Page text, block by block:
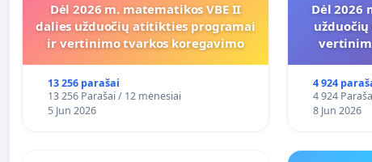
Dėl 2026 m. matematikos VBE II
dalies užduočių atitikties programai
ir vertinimo tvarkos koregavimo
13 256 parašai
13 256 Parašai / 12 mėnesiai
5 Jun 2026
Dėl 2026
4 924
4 924
8 Jun 2026